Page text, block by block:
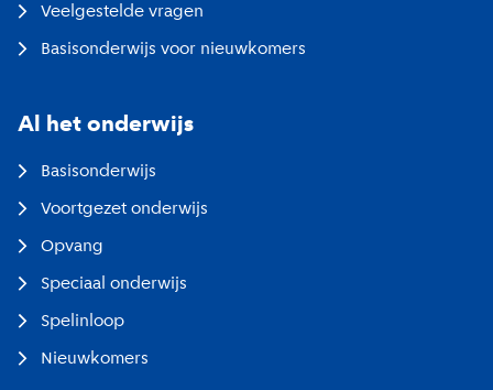
Veelgestelde vragen
Basisonderwijs voor nieuwkomers
Al het onderwijs
Basisonderwijs
Voortgezet onderwijs
Opvang
Speciaal onderwijs
Spelinloop
Nieuwkomers